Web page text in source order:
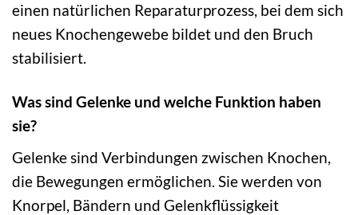
einen natürlichen Reparaturprozess, bei dem sich
neues Knochengewebe bildet und den Bruch
stabilisiert.
Was sind Gelenke und welche Funktion haben
sie?
Gelenke sind Verbindungen zwischen Knochen,
die Bewegungen ermöglichen. Sie werden von
Knorpel, Bändern und Gelenkflüssigkeit